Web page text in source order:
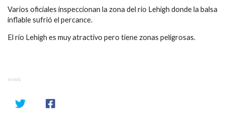
Varios oficiales inspeccionan la zona del río Lehigh donde la balsa
inflable sufrió el percance.
El río Lehigh es muy atractivo pero tiene zonas peligrosas.
SHARE